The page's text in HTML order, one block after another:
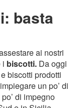
basta
ai nostri
i biscotti. Da oggi
biscotti prodotti
un po’ di
di impegno